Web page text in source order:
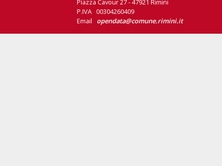
Piazza Cavour 27 - 47921 Rimini
P.IVA 00304260409
Email opendata@comune.rimini.it